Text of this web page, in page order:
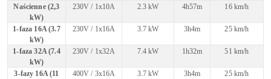
Naścienne (2,3
kW)
230V / 1x10A 2.3 kW 4h57m 16 km/h
1-faza 16A (3.7
kW)
230V / 1x16A 3.7 kW 3h4m 25 km/h
1-faza 32A (7.4
kW)
230V / 1x32A 7.4 kW 1h32m 51 km/h
3-fazy 16A (11
400V / 3x16A 3.7 kW 3h4m 25 km/h